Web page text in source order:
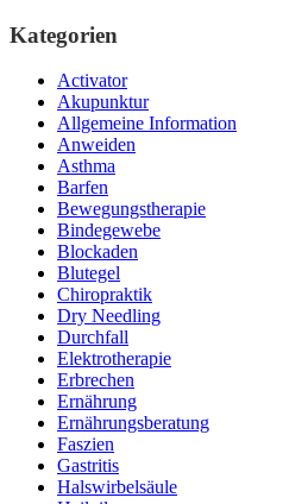
Kategorien
Activator
Akupunktur
Allgemeine Information
Anweiden
Asthma
Barfen
Bewegungstherapie
Bindegewebe
Blockaden
Blutegel
Chiropraktik
Dry Needling
Durchfall
Elektrotherapie
Erbrechen
Ernährung
Ernährungsberatung
Faszien
Gastritis
Halswirbelsäule